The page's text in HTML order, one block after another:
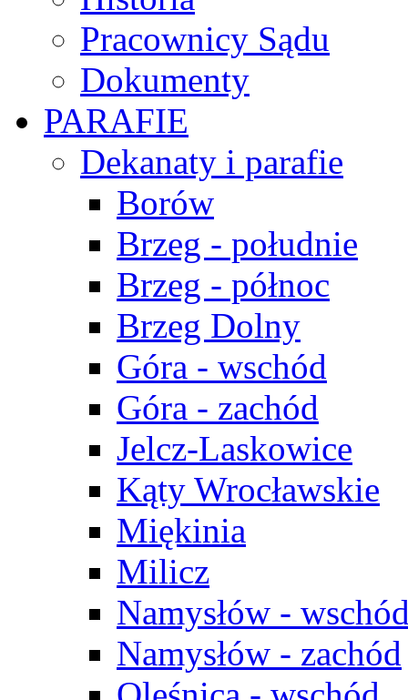
Pracownicy Sądu
Dokumenty
PARAFIE
Dekanaty i parafie
Borów
Brzeg - południe
Brzeg - północ
Brzeg Dolny
Góra - wschód
Góra - zachód
Jelcz-Laskowice
Kąty Wrocławskie
Miękinia
Milicz
Namysłów -
Namysłów - zachód